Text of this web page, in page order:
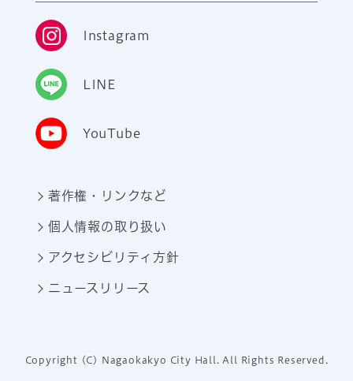
Instagram
LINE
YouTube
著作権・リンクなど
個人情報の取り扱い
アクセシビリティ方針
ニュースリリース
Copyright (C) Nagaokakyo City Hall. All Rights Reserved.